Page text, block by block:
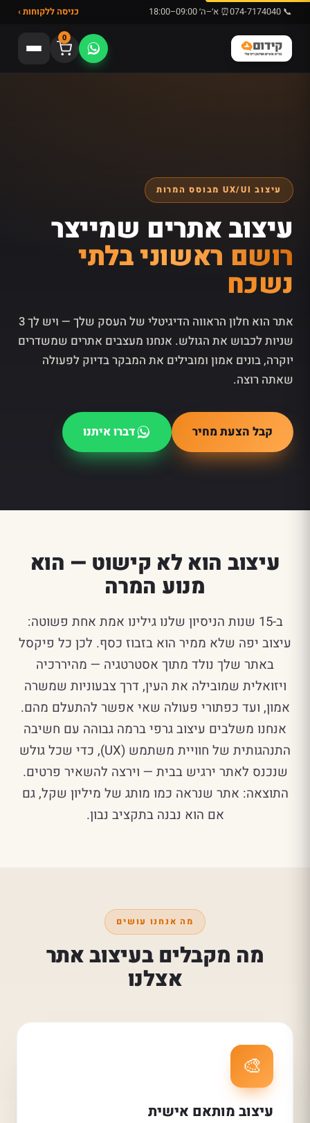
📞 074-7174040 ⏰ א׳–ה׳ 09:00–18:00 כניסה ללקוחות ›
0
עיצוב UX/UI מבוסס המרות
עיצוב אתרים שמייצר
רושם ראשוני בלתי
נשכח
אתר הוא חלון הראווה הדיגיטלי של העסק שלך — ויש לך 3
שניות לכבוש את הגולש. אנחנו מעצבים אתרים שמשדרים
יוקרה, בונים אמון ומובילים את המבקר בדיוק לפעולה
שאתה רוצה.
קבל הצעת מחיר דברו איתנו
עיצוב הוא לא קישוט — הוא
מנוע המרה
ב-15 שנות הניסיון שלנו גילינו אמת אחת פשוטה:
עיצוב יפה שלא ממיר הוא בזבוז כסף. לכן כל פיקסל
באתר שלך נולד מתוך אסטרטגיה — מהיררכיה
ויזואלית שמובילה את העין, דרך צבעוניות שמשרה
אמון, ועד כפתורי פעולה שאי אפשר להתעלם מהם.
אנחנו משלבים עיצוב גרפי ברמה גבוהה עם חשיבה
התנהגותית של חוויית משתמש (UX), כדי שכל גולש
שנכנס לאתר ירגיש בבית — וירצה להשאיר פרטים.
התוצאה: אתר שנראה כמו מותג של מיליון שקל, גם
אם הוא נבנה בתקציב נבון.
מה אנחנו עושים
מה מקבלים בעיצוב אתר
אצלנו
🎨
עיצוב מותאם אישית